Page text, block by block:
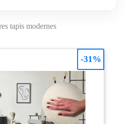
substances nocives,
MODERNE: lignes
contemporain et
palette de couleurs
actuelle apportent
une touche
intemporelle et
tapis modernes
-31%